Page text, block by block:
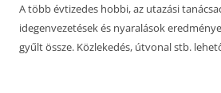
A több évtizedes hobbi, az utazási
idegenvezetések és nyaralások
gyűlt össze. Közlekedés, útvonal stb.